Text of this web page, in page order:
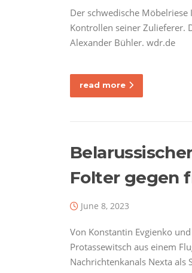
Der schwedische
Kontrollen seiner Zulieferer.
Alexander Bühler. wdr.de
read more
Folter gegen
June 8, 2023
Von Konstantin Evgienko
Protassewitsch aus einem
Nachrichtenkanals Nexta